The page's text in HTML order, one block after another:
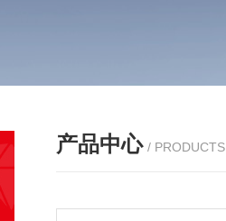
产品中心 / PRODUCTS